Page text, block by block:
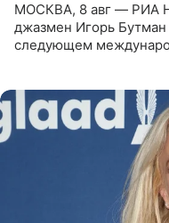
МОСКВА, 8 авг — РИА
джазмен Игорь Бутман
следующем